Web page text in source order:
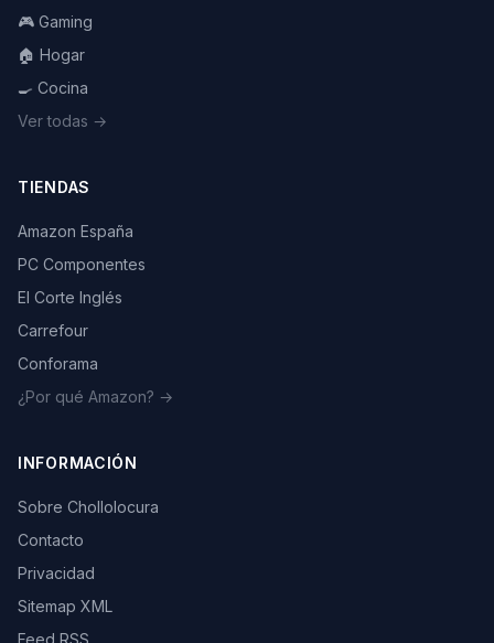
🎮 Gaming
🏠 Hogar
🍳 Cocina
Ver todas →
TIENDAS
Amazon España
PC Componentes
El Corte Inglés
Carrefour
Conforama
¿Por qué Amazon? →
INFORMACIÓN
Sobre Chollolocura
Contacto
Privacidad
Sitemap XML